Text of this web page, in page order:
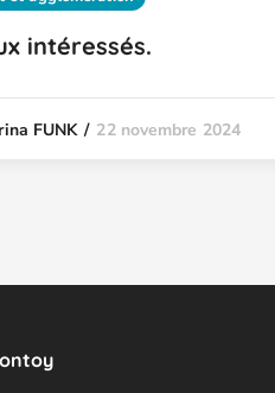
intéressés.
FUNK 22 novembre 2024